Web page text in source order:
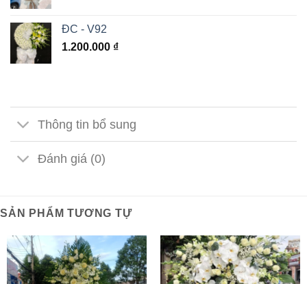
ĐC - V92
1.200.000 ₫
Thông tin bổ sung
Đánh giá (0)
SẢN PHẨM TƯƠNG TỰ